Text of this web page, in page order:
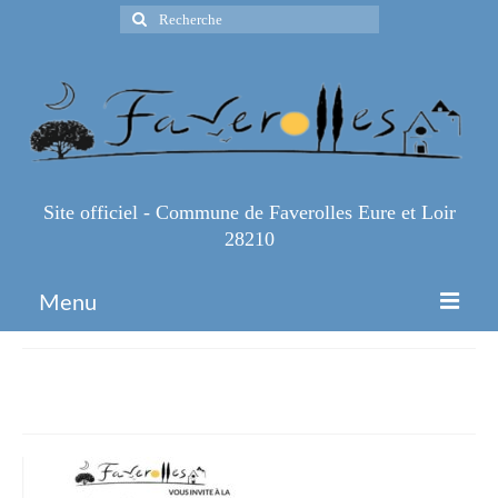
Rechercher
:
Site officiel - Commune de Faverolles Eure et Loir
28210
Menu
Infos Pratiques